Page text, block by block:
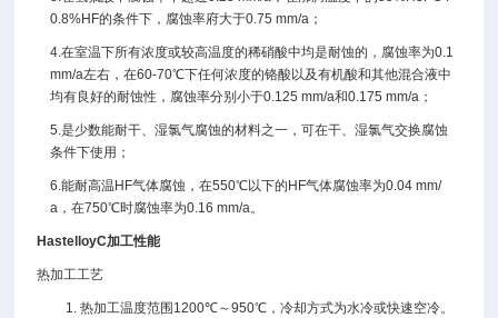
0.8%HF的条件下，腐蚀率府大于0.75 mm/a ；
4.在室温下所有浓度或较高温度的稀硝酸中均是耐蚀的，腐蚀率为0.1
mm/a左右，在60-70℃下任何浓度的铬酸以及有机酸和其他混合液中
均有良好的耐蚀性，腐蚀率分别小于0.125 mm/a和0.175 mm/a ；
5.是少数能耐干、湿氯气腐蚀的材料之一，可在干、湿氯气交换腐蚀
条件下使用；
6.能耐高温 HF气体腐蚀，在550℃以下的 HF气体腐蚀率为0.04 mm/
a ，在750℃时腐蚀率为0.16 mm/a。
HastelloyC加工性能
热加工工艺
1.热加工温度范围 1200℃～950℃，冷却方式为水冷或快速空冷。